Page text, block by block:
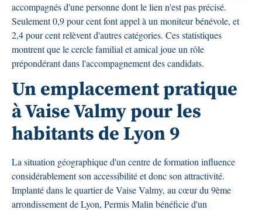
accompagnés d'une personne dont le lien n'est pas précisé.
Seulement 0,9 pour cent font appel à un moniteur bénévole, et
2,4 pour cent relèvent d'autres catégories. Ces statistiques
montrent que le cercle familial et amical joue un rôle
prépondérant dans l'accompagnement des candidats.
Un emplacement pratique
à Vaise Valmy pour les
habitants de Lyon 9
La situation géographique d'un centre de formation influence
considérablement son accessibilité et donc son attractivité.
Implanté dans le quartier de Vaise Valmy, au cœur du 9ème
arrondissement de Lyon, Permis Malin bénéficie d'un